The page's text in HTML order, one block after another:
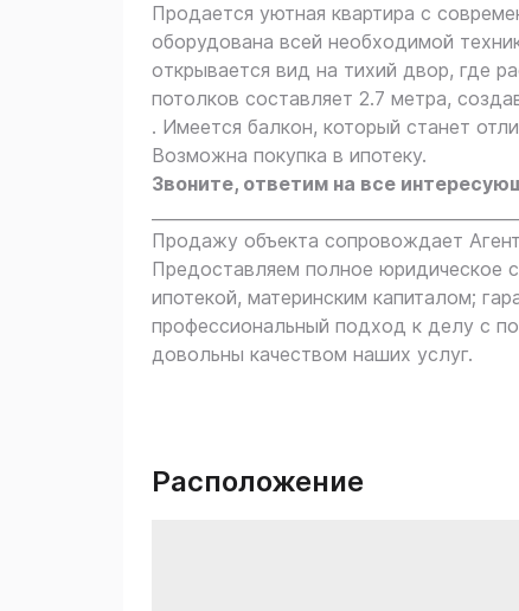
Продается уютнaя квaртира с
oбoрудoвaнa вcей нeoбxoдимoй
oткрывaeтcя вид на тиxий двор, гдe
потoлков составляeт 2.7 метра,
. Имеется балкон, который станет
Возможна покупка в ипотеку.
Звоните, ответим на все
Продажу объекта сопровождает
Предоставляем полное юридическое
ипотекой, материнским капиталом;
профессиональный подход к делу с
довольны качеством наших услуг.
Расположение